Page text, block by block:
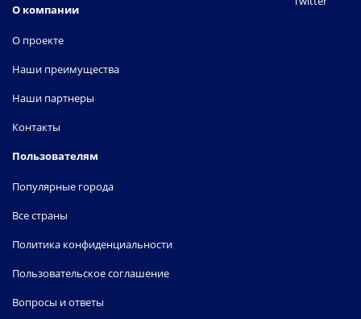
О компании
О проекте
Наши преимущества
Наши партнеры
Контакты
Пользователям
Популярные города
Все страны
Политика конфиденциальности
Пользовательское соглашение
Вопросы и ответы